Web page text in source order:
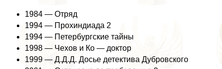
1984 — Отряд
1994 — Прохиндиада 2
1994 — Петербургские тайны
1998 — Чехов и Ко — доктор
1999 — Д.Д.Д. Досье детектива Дубровского